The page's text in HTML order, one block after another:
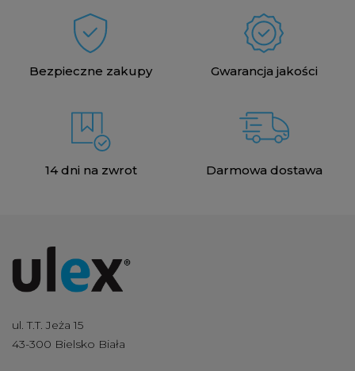
Bezpieczne zakupy Gwarancja jakości
14 dni na zwrot Darmowa dostawa
ul. T.T. Jeża 15
43-300 Bielsko Biała